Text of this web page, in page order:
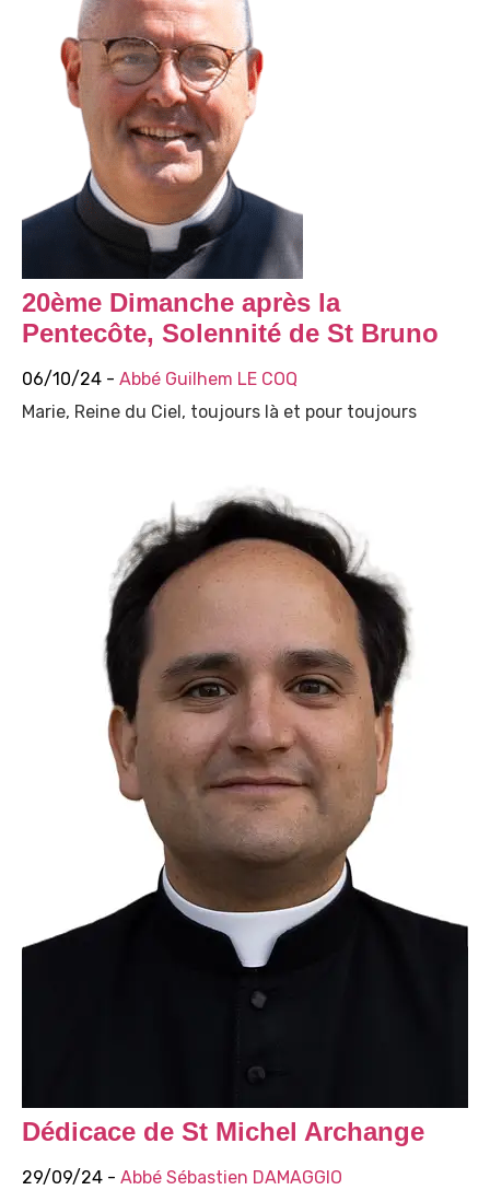
20ème Dimanche après la
Pentecôte, Solennité de St Bruno
06/10/24 - Abbé Guilhem LE COQ
Marie, Reine du Ciel, toujours là et pour toujours
Dédicace de St Michel Archange
29/09/24 - Abbé Sébastien DAMAGGIO